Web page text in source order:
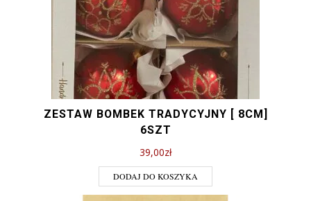
ZESTAW BOMBEK TRADYCYJNY [ 8CM]
6SZT
39,00zł
DODAJ DO KOSZYKA